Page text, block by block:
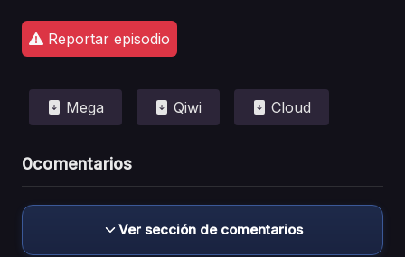
Reportar episodio
Mega Qiwi Cloud
0comentarios
Ver sección de comentarios